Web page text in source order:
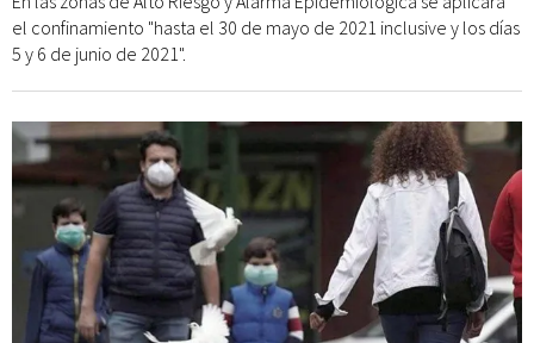
el confinamiento "hasta el 30 de mayo de 2021 inclusive y los días
5 y 6 de junio de 2021".